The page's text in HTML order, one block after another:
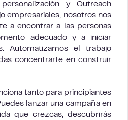
y Outreach
empresariales, nosotros nos
a encontrar a las personas
adecuado y a iniciar
Automatizamos el trabajo
concentrarte en construir
tanto para principiantes
lanzar una campaña en
que crezcas, descubrirás